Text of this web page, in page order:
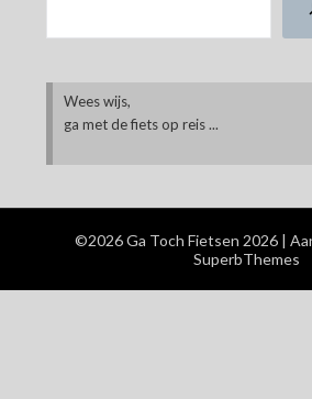
Wees wijs,
ga met de fiets op reis ...
©2026 Ga Toch Fietsen 2026 |
SuperbThemes